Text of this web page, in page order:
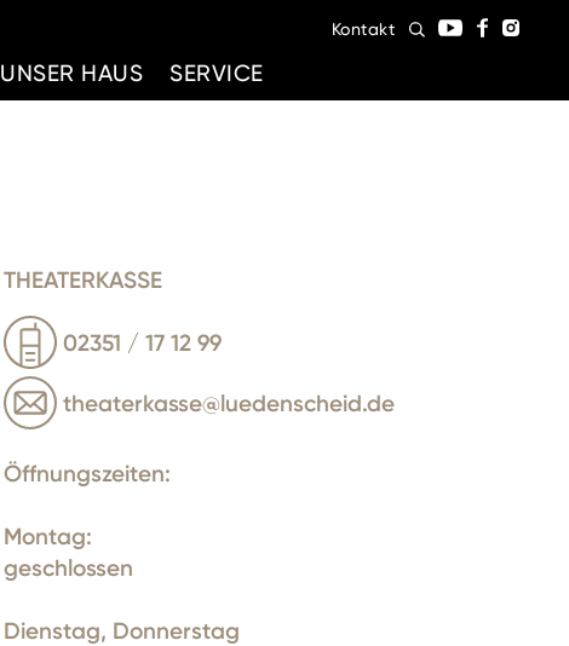
UNSER HAUS SERVICE
Kontakt
THEATERKASSE
02351 / 17 12 99
theaterkasse@luedenscheid.de
Öffnungszeiten:
Montag:
geschlossen
Dienstag, Donnerstag